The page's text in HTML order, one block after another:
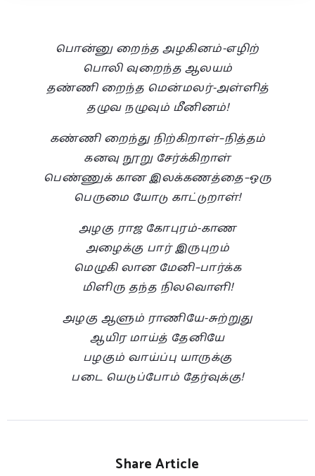
பொன்னு றைந்த அழகினம்-எழிற்
பொலி வுறைந்த ஆலயம்
தண்ணி றைந்த மென்மலர்-அள்ளித்
தழுவ நழுவும் மீனினம்!
கண்ணி றைந்து நிற்கிறாள்–நித்தம்
கனவு நூறு சேர்க்கிறாள்
பெண்ணுக் கான இலக்கணத்தை–ஒரு
பெருமை யோடு காட்டுறாள்!
அழகு ராஜ கோபுரம்-காண
அழைக்கு பார் இருபுறம்
மெழுகி லான மேனி–பார்க்க
மிளிரு தந்த நிலவொளி!
அழகு ஆளும் ராணியே-சுற்றுது
ஆயிர மாய்த் தேனியே
பழகும் வாய்ப்பு யாருக்கு
படை யெடுப்போம் தேர்வுக்கு!
Share Article